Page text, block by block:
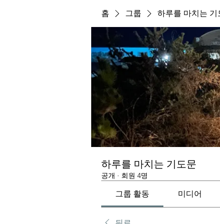
홈 그룹 하루를 마치는 기
하루를 마치는 기도문
공개 · 회원 4명
그룹 활동 미디어